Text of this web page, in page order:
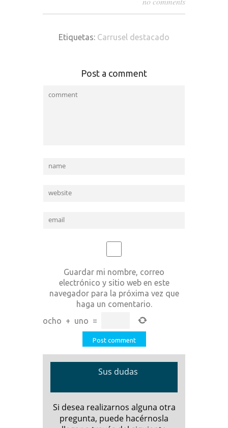
Etiquetas: Carrusel destacado
Post a comment
Guardar mi nombre, correo
electrónico y sitio web en este
navegador para la próxima vez que
haga un comentario.
ocho + uno =
Sus dudas
Si desea realizarnos alguna otra
pregunta, puede hacérnosla